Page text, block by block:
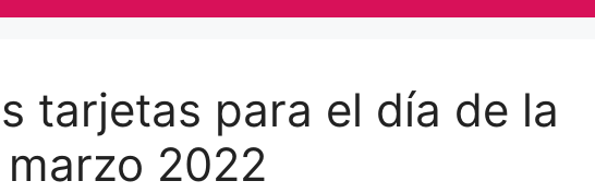
tarjetas para el día de la
2022